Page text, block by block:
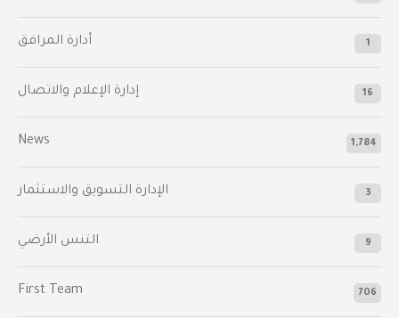
أدارة المرافق 1
إدارة الإعلام والاتصال 16
News 1,784
الإدارة التسويق والاستثمار 3
التنس الأرضي 9
First Team 706